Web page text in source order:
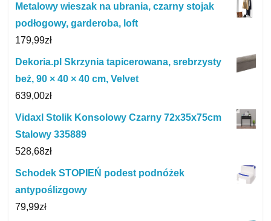
Metalowy wieszak na ubrania, czarny stojak
podłogowy, garderoba, loft
179,99zł
Dekoria.pl Skrzynia tapicerowana, srebrzysty
beż, 90 × 40 × 40 cm, Velvet
639,00zł
Vidaxl Stolik Konsolowy Czarny 72x35x75cm
Stalowy 335889
528,68zł
Schodek STOPIEŃ podest podnóżek
antypoślizgowy
79,99zł